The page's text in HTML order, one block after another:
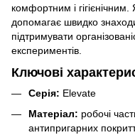
комфортним і
допомагає швидко
підтримувати
експериментів.
Ключові
Серія: Elevate
Матеріал: робочі
антипригарних